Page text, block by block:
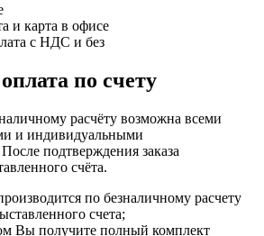
и карта в офисе
с НДС и без
по счету
расчёту возможна всеми
и индивидуальными
подтверждения заказа
счёта.
по безналичному расчету
счета;
Вы получите полный комплект